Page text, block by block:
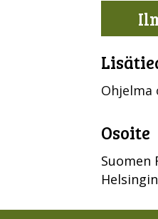
Ohjelma
Osoite
Suomen